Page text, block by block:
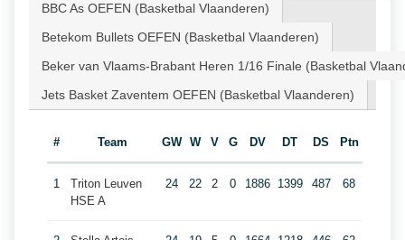
BBC As OEFEN (Basketbal Vlaanderen)
Betekom Bullets OEFEN (Basketbal Vlaanderen)
Beker van Vlaams-Brabant Heren 1/16 Finale (Basketbal
Jets Basket Zaventem OEFEN (Basketbal Vlaanderen)
# Team GW W V G DV DT DS Ptn
1
Triton Leuven
HSE A
24 22 2 0 1886 1399 487 68